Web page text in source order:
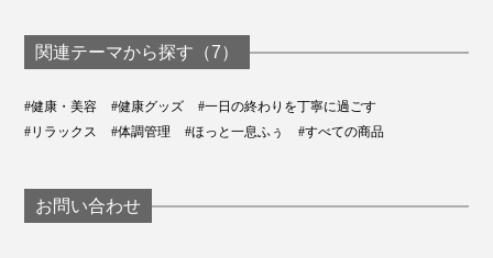
関連テーマから探す（7）
#健康・美容 #健康グッズ
#一日の終わりを丁寧に過ごす
#リラックス
#体調管理 #ほっと一息ふぅ #すべての商品
お問い合わせ